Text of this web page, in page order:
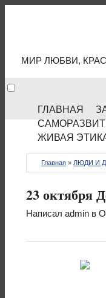
МИР ЛЮБВИ,
ГЛАВНАЯ
ЖИВАЯ
Главная » ЛЮДИ И
23 октября
Написал admin в